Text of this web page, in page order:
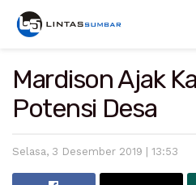
Mardison Ajak
Potensi Desa
Selasa, 3 Desember 2019 | 13:53